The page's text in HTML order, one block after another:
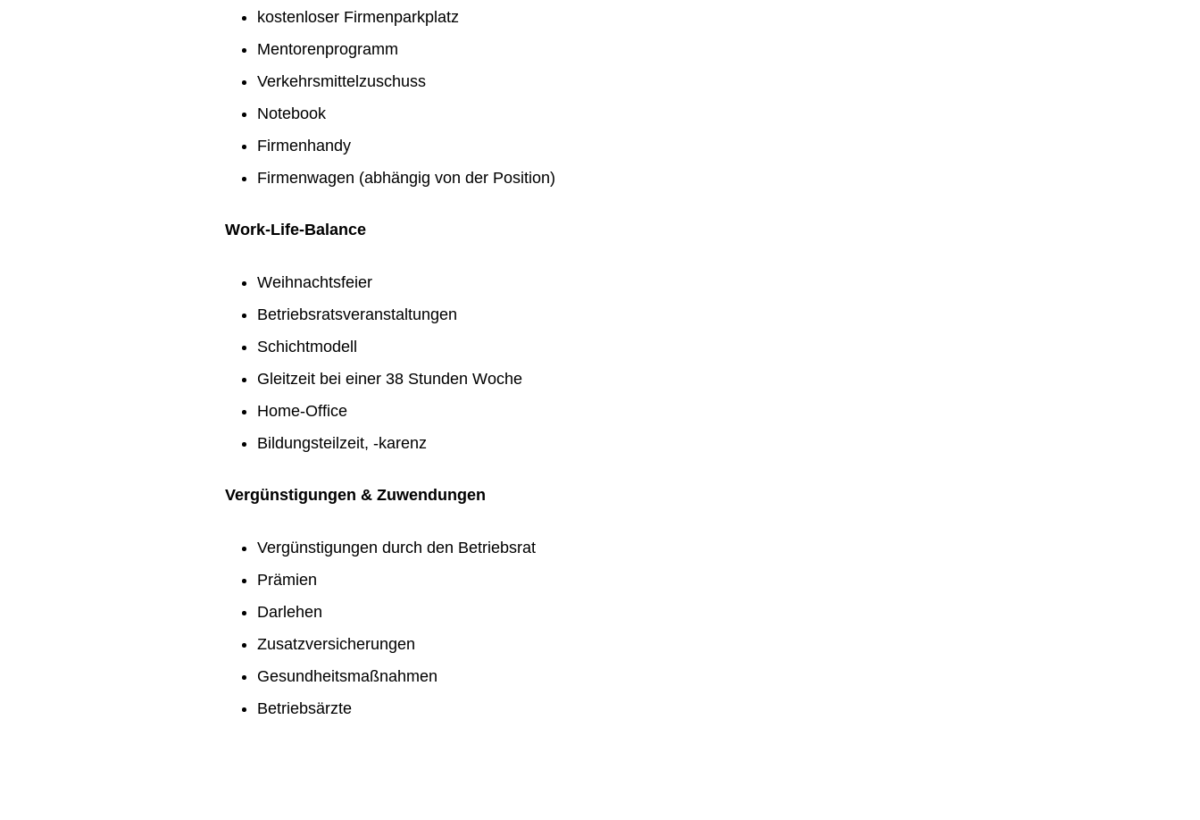
kostenloser Firmenparkplatz
Mentorenprogramm
Verkehrsmittelzuschuss
Notebook
Firmenhandy
Firmenwagen (abhängig von der Position)
Work-Life-Balance
Weihnachtsfeier
Betriebsratsveranstaltungen
Schichtmodell
Gleitzeit bei einer 38 Stunden Woche
Home-Office
Bildungsteilzeit, -karenz
Vergünstigungen & Zuwendungen
Vergünstigungen durch den Betriebsrat
Prämien
Darlehen
Zusatzversicherungen
Gesundheitsmaßnahmen
Betriebsärzte